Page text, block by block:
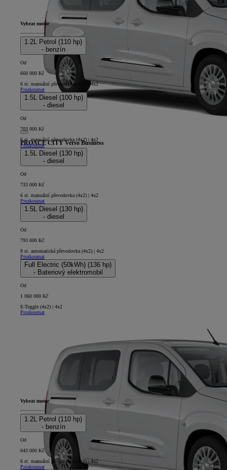
PROACE CITY Verso Business
5D - Long
Vybrat motor
1.2L Petrol (110 hp)
- benzín
Od
668 000 Kč
6 st. manuální převodovka (4x2) | 4x2
Prozkoumat
1.5L Diesel (100 hp)
- diesel
Od
703 000 Kč
6 st. manuální převodovka (4x2) | 4x2
Prozkoumat
1.5L Diesel (130 hp)
- diesel
Od
733 000 Kč
6 st. manuální převodovka (4x2) | 4x2
Prozkoumat
1.5L Diesel (130 hp)
- diesel
Od
793 000 Kč
8 st. automatická převodovka (4x2) | 4x2
Prozkoumat
Full Electric (50kWh) (136 hp)
- Bateriový elektromobil
Od
1 060 000 Kč
E-Toggle (4x2) | 4x2
Prozkoumat
Vybrat motor
1.2L Petrol (110 hp)
- benzín
Od
643 000 Kč
6 st. manuální převodovka (4x2) | 4x2
Prozkoumat